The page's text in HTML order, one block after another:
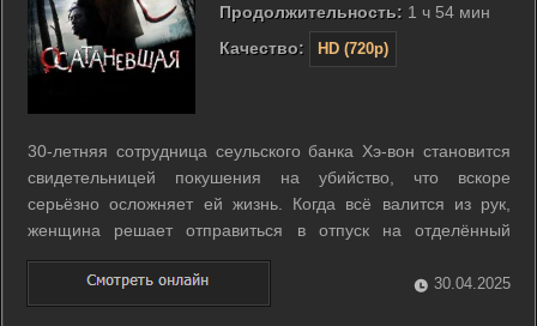
Продолжительность: 1 ч 54 мин
Качество:
HD (720p)
30-летняя сотрудница сеульского банка Хэ-вон становится
свидетельницей покушения на убийство, что вскоре
серьёзно осложняет ей жизнь. Когда всё валится из рук,
женщина решает отправиться в отпуск на отделённый
остров. Ещё в детстве она навещала тут своих
родственников и подружилась с девочкой по имени Бок-нам.
Бок-нам много раз писала ей с ...
30.04.2025